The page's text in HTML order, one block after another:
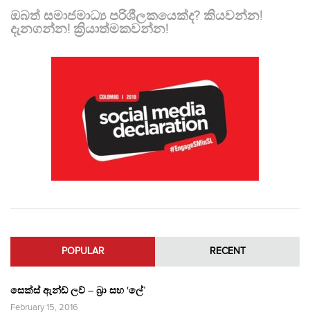
ඔබත් සමාජමාධ්‍ය පරිශීලකයෙක්ද? කියවන්න!
දැනගන්න! ක්‍රියාත්මකවන්න!
POPULAR RECENT
සෙක්ස් ඇන්ඩ් ලව් – බ්‍රා සහ ‘ලේ’
February 15, 2016